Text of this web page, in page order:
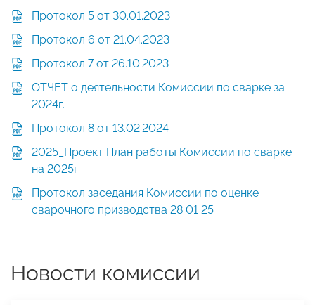
Протокол 5 от 30.01.2023
Протокол 6 от 21.04.2023
Протокол 7 от 26.10.2023
ОТЧЕТ о деятельности Комиссии по сварке за
2024г.
Протокол 8 от 13.02.2024
2025_Проект План работы Комиссии по сварке
на 2025г.
Протокол заседания Комиссии по оценке
сварочного призводства 28 01 25
Новости комиссии